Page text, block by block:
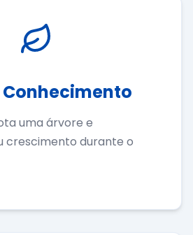
uma árvore e
crescimento durante o